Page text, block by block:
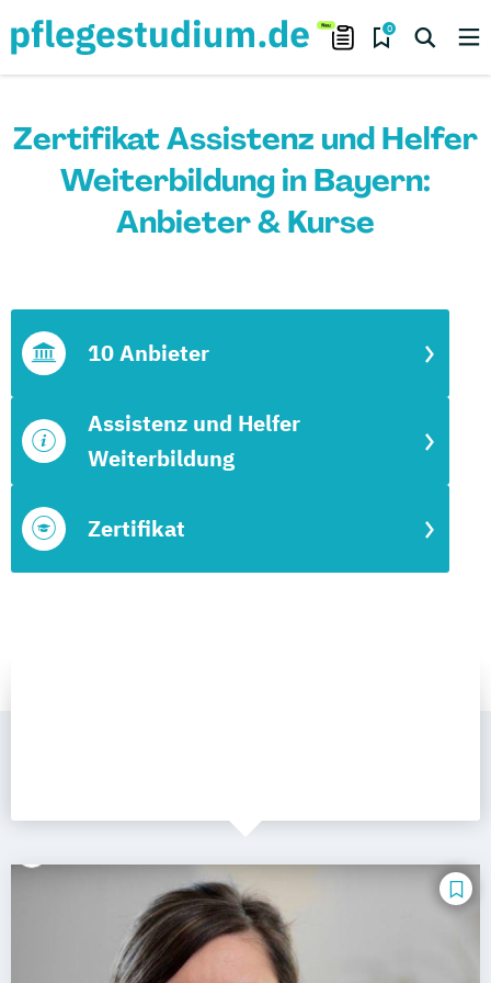
0
Zertifikat Assistenz und Helfer
Weiterbildung in Bayern:
Anbieter & Kurse
Zertifikat
Assistenz und Helfer
Weiterbildung
10 Anbieter